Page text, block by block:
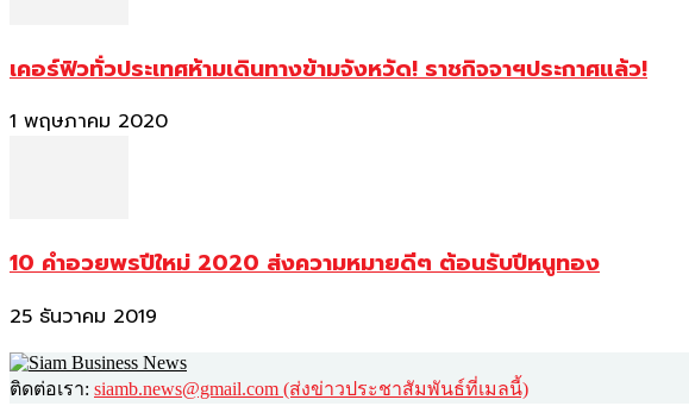
เคอร์ฟิวทั่วประเทศห้ามเดินทางข้ามจังหวัด! ราชกิจจาฯประกาศแล้ว!
1 พฤษภาคม 2020
10 คำอวยพรปีใหม่ 2020 ส่งความหมายดีๆ ต้อนรับปีหนูทอง
25 ธันวาคม 2019
ติดต่อเรา: siamb.news@gmail.com (ส่งข่าวประชาสัมพันธ์ที่เมลนี้)